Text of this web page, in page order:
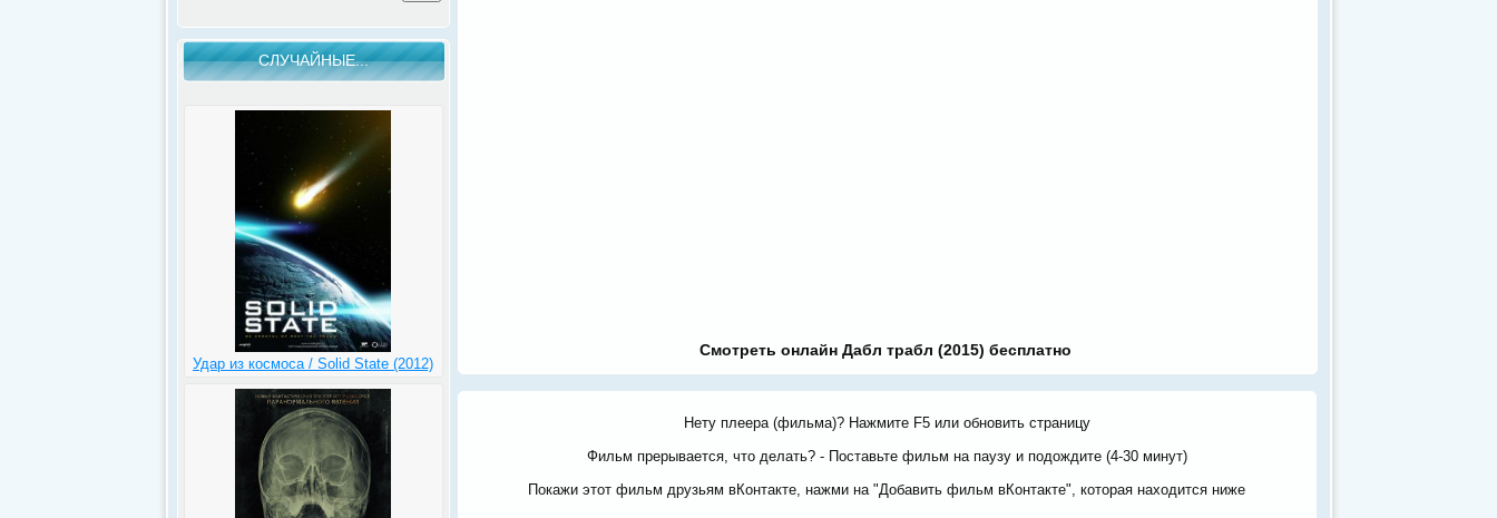
СЛУЧАЙНЫЕ...
Удар из космоса / Solid State (2012)
Смотреть онлайн Дабл трабл (2015) бесплатно
Нету плеера (фильма)? Нажмите F5 или обновить страницу
Фильм прерывается, что делать? - Поставьте фильм на паузу и подождите (4-30 минут)
Покажи этот фильм друзьям вКонтакте, нажми на "Добавить фильм вКонтакте", которая находится ниже